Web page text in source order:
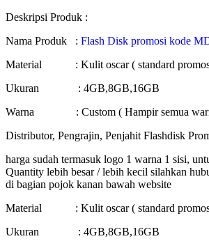
Deskripsi Produk :
Nama Produk : Flash Disk promosi kode
Material : Kulit oscar ( standard
Ukuran : 4GB,8GB,16GB
Warna : Custom ( Hampir semua
Distributor, Pengrajin, Penjahit Flashdisk
harga sudah termasuk logo 1 warna 1 sisi,
Quantity lebih besar / lebih kecil silahkan
di bagian pojok kanan bawah website
Material : Kulit oscar ( standard
Ukuran : 4GB,8GB,16GB